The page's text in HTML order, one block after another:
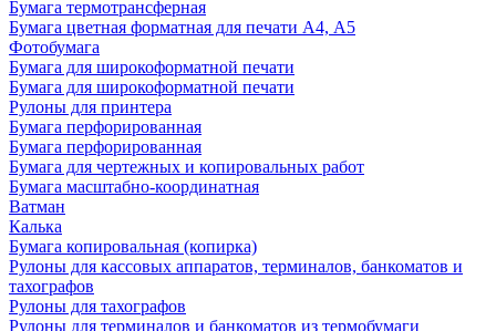
Бумага термотрансферная
Бумага цветная форматная для печати А4, А5
Фотобумага
Бумага для широкоформатной печати
Бумага для широкоформатной печати
Рулоны для принтера
Бумага перфорированная
Бумага перфорированная
Бумага для чертежных и копировальных работ
Бумага масштабно-координатная
Ватман
Калька
Бумага копировальная (копирка)
Рулоны для кассовых аппаратов, терминалов, банкоматов и
тахографов
Рулоны для тахографов
Рулоны для терминалов и банкоматов из термобумаги